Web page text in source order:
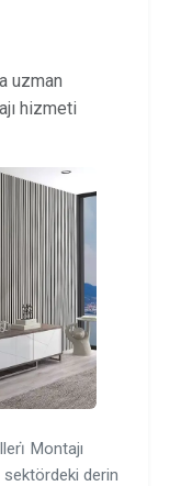
uzman
hizmeti
Montajı
derin